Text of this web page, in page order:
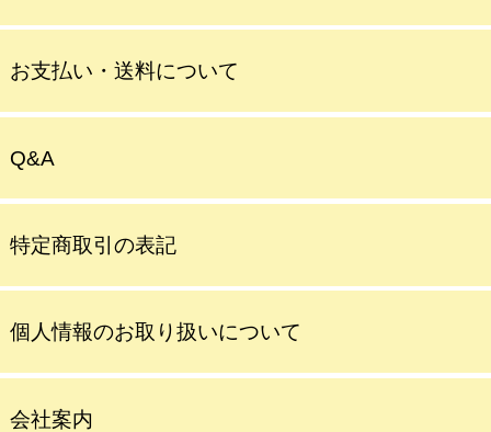
お支払い・送料について
Q&A
特定商取引の表記
個人情報のお取り扱いについて
会社案内